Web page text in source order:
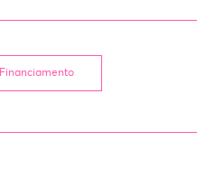
Financiamento